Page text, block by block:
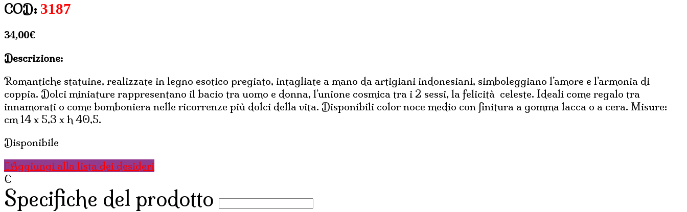
COD: 3187
34,00€
Descrizione:
Romantiche statuine, realizzate in legno esotico pregiato, intagliate a mano da artigiani indonesiani, simboleggiano l’amore e l’armonia di
coppia. Dolci miniature rappresentano il bacio tra uomo e donna, l’unione cosmica tra i 2 sessi, la felicità celeste. Ideali come regalo tra
innamorati o come bomboniera nelle ricorrenze più dolci della vita. Disponibili color noce medio con finitura a gomma lacca o a cera. Misure:
cm 14 x 5,3 x h 40,5.
Disponibile
Aggiungi alla lista dei desideri
€
Specifiche del prodotto